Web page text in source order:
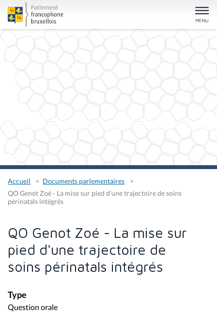
Accueil
Documents parlementaires
QO Genot Zoé - La mise sur pied d'une trajectoire de soins
périnatals intégrés
QO Genot Zoé - La mise sur
pied d'une trajectoire de
soins périnatals intégrés
Type
Question orale